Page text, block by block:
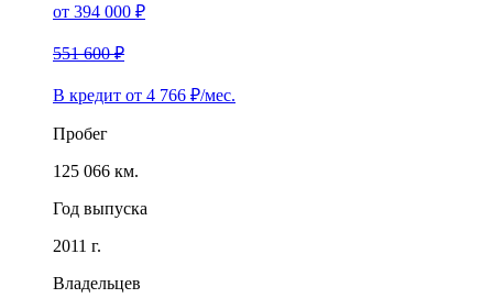
от 394 000 ₽
551 600 ₽
В кредит от 4 766 ₽/мес.
Пробег
125 066 км.
Год выпуска
2011 г.
Владельцев